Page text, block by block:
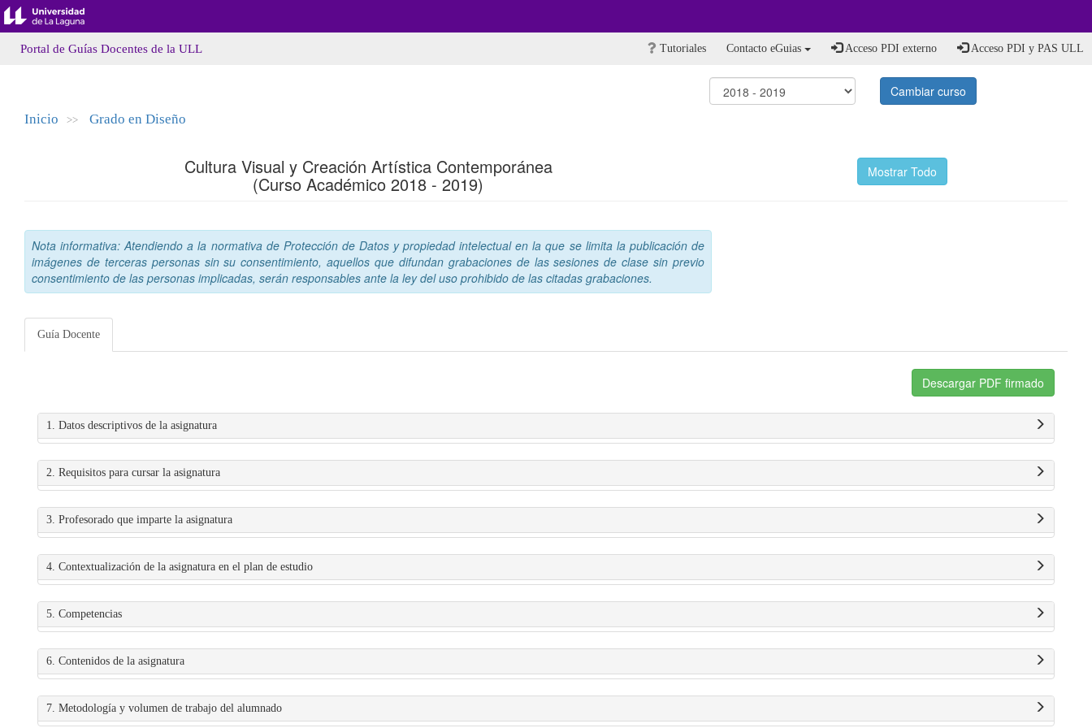
Portal de Guías Docentes de la ULL Tutoriales Contacto eGuias Acceso PDI externo Acceso PDI y PAS ULL
Cambiar curso
Inicio >> Grado en Diseño
Cultura Visual y Creación Artística Contemporánea
(Curso Académico 2018 - 2019)
Mostrar Todo
Nota informativa: Atendiendo a la normativa de Protección de Datos y propiedad intelectual en la que se limita la publicación de
imágenes de terceras personas sin su consentimiento, aquellos que difundan grabaciones de las sesiones de clase sin previo
consentimiento de las personas implicadas, serán responsables ante la ley del uso prohibido de las citadas grabaciones.
Guía Docente
Descargar PDF firmado
1. Datos descriptivos de la asignatura
2. Requisitos para cursar la asignatura
3. Profesorado que imparte la asignatura
4. Contextualización de la asignatura en el plan de estudio
5. Competencias
6. Contenidos de la asignatura
7. Metodología y volumen de trabajo del alumnado